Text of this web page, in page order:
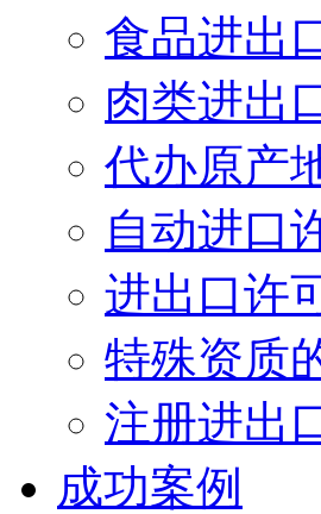
食品进出
肉类进出
代办原产
自动进口
进出口许
特殊资质
注册进出
成功案例